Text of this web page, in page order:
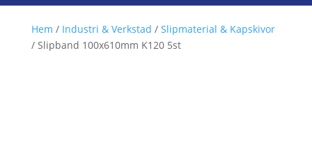
Hem / Industri & Verkstad / Slipmaterial & Kapskivor
/ Slipband 100x610mm K120 5st